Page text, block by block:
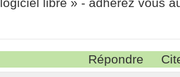
Répondre